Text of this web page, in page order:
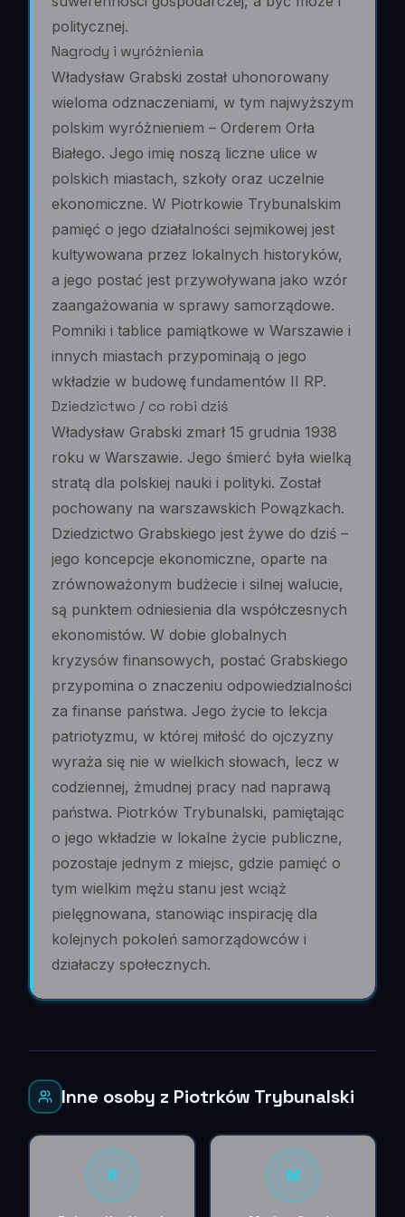
politycznej.
Nagrody i wyróżnienia
Władysław Grabski został uhonorowany
wieloma odznaczeniami, w tym najwyższym
polskim wyróżnieniem – Orderem Orła
Białego. Jego imię noszą liczne ulice w
polskich miastach, szkoły oraz uczelnie
ekonomiczne. W Piotrkowie Trybunalskim
pamięć o jego działalności sejmikowej jest
kultywowana przez lokalnych historyków,
a jego postać jest przywoływana jako wzór
zaangażowania w sprawy samorządowe.
Pomniki i tablice pamiątkowe w Warszawie i
innych miastach przypominają o jego
wkładzie w budowę fundamentów II RP.
Dziedzictwo / co robi dziś
Władysław Grabski zmarł 15 grudnia 1938
roku w Warszawie. Jego śmierć była wielką
stratą dla polskiej nauki i polityki. Został
pochowany na warszawskich Powązkach.
Dziedzictwo Grabskiego jest żywe do dziś –
jego koncepcje ekonomiczne, oparte na
zrównoważonym budżecie i silnej walucie,
są punktem odniesienia dla współczesnych
ekonomistów. W dobie globalnych
kryzysów finansowych, postać Grabskiego
przypomina o znaczeniu odpowiedzialności
za finanse państwa. Jego życie to lekcja
patriotyzmu, w której miłość do ojczyzny
wyraża się nie w wielkich słowach, lecz w
codziennej, żmudnej pracy nad naprawą
państwa. Piotrków Trybunalski, pamiętając
o jego wkładzie w lokalne życie publiczne,
pozostaje jednym z miejsc, gdzie pamięć o
tym wielkim mężu stanu jest wciąż
pielęgnowana, stanowiąc inspirację dla
kolejnych pokoleń samorządowców i
działaczy społecznych.
Inne osoby z Piotrków Trybunalski
R M